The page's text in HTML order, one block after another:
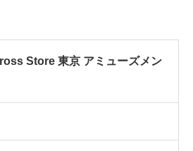
Store 東京 アミューズメン